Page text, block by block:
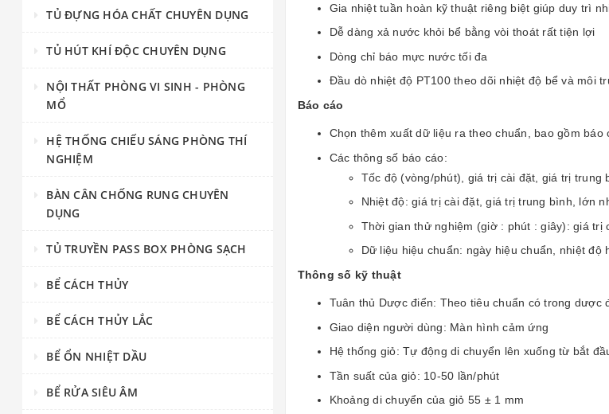
Gia nhiệt tuần hoàn kỹ thuật riêng biệt giúp duy trì
Dễ dàng xả nước khỏi bể bằng vòi thoát rất tiện lợi
Dòng chỉ báo mực nước tối đa
Đầu dò nhiệt độ PT100 theo dõi nhiệt độ bể và môi
Báo cáo
Chọn thêm xuất dữ liệu ra theo chuẩn, bao gồm
Các thông số báo cáo:
Tốc độ (vòng/phút), giá trị cài đặt, giá trị trung
Nhiệt độ: giá trị cài đặt, giá trị trung bình, lớn
Thời gian thử nghiệm (giờ : phút : giây): giá trị
Dữ liệu hiệu chuẩn: ngày hiệu chuẩn, nhiệt độ
Thông số kỹ thuật
Tuân thủ Dược điển: Theo tiêu chuẩn có trong
Giao diện người dùng: Màn hình cảm ứng
Hệ thống giỏ: Tự động di chuyển lên xuống từ bắt
Tần suất của giỏ: 10-50 lần/phút
Khoảng di chuyển của giỏ 55 ± 1 mm
TỦ ĐỰNG HÓA CHẤT CHUYÊN DỤNG
TỦ HÚT KHÍ ĐỘC CHUYÊN DỤNG
NỘI THẤT PHÒNG VI SINH - PHÒNG
MỔ
HỆ THỐNG CHIẾU SÁNG PHÒNG THÍ
NGHIỆM
BÀN CÂN CHỐNG RUNG CHUYÊN
DỤNG
TỦ TRUYỀN PASS BOX PHÒNG SẠCH
BỂ CÁCH THỦY
BỂ CÁCH THỦY LẮC
BỂ ỔN NHIỆT DẦU
BỂ RỬA SIÊU ÂM